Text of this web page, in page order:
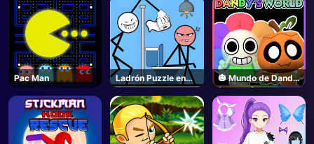
Pac Man
Ladrón Puzzle en
línea
🎃 Mundo de Dandy
[ALPHA] - Roblox